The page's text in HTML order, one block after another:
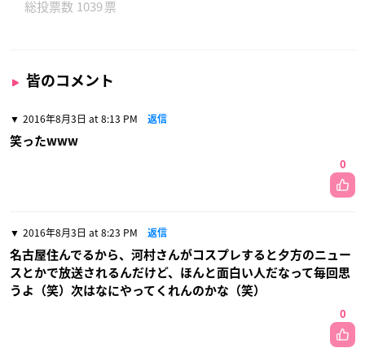
1039
皆のコメント
2016年8月3日 at 8:13 PM 返信
笑ったwww
0
2016年8月3日 at 8:23 PM 返信
名古屋住んでるから、河村さんがコスプレすると夕方のニュー
スとかで放送されるんだけど、ほんと面白い人だなって毎回思
うよ（笑）次はなにやってくれんのかな（笑）
0